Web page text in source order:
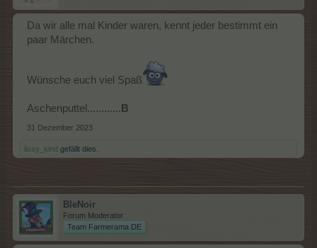
Da wir alle mal Kinder waren, kennt jeder bestimmt ein
paar Märchen.
Wünsche euch viel Spaß
Aschenputtel............ B
31 Dezember 2023
lissy_kind gefällt dies.
BleNoir
Forum Moderator
Team Farmerama DE